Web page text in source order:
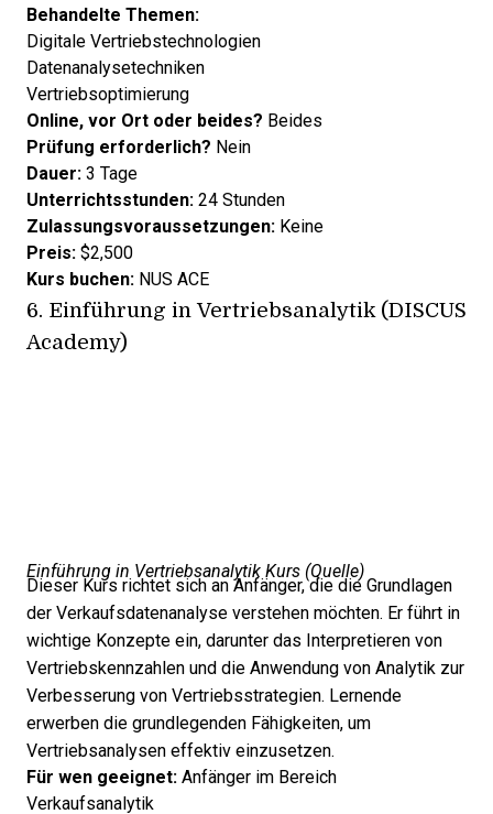
Behandelte Themen:
Digitale Vertriebstechnologien
Datenanalysetechniken
Vertriebsoptimierung
Online, vor Ort oder beides? Beides
Prüfung erforderlich? Nein
Dauer: 3 Tage
Unterrichtsstunden: 24 Stunden
Zulassungsvoraussetzungen: Keine
Preis: $2,500
Kurs buchen: NUS ACE
6. Einführung in Vertriebsanalytik (DISCUS
Academy)
Einführung in Vertriebsanalytik Kurs (Quelle)
Dieser Kurs richtet sich an Anfänger, die die Grundlagen
der Verkaufsdatenanalyse verstehen möchten. Er führt in
wichtige Konzepte ein, darunter das Interpretieren von
Vertriebskennzahlen und die Anwendung von Analytik zur
Verbesserung von Vertriebsstrategien. Lernende
erwerben die grundlegenden Fähigkeiten, um
Vertriebsanalysen effektiv einzusetzen.
Für wen geeignet: Anfänger im Bereich
Verkaufsanalytik